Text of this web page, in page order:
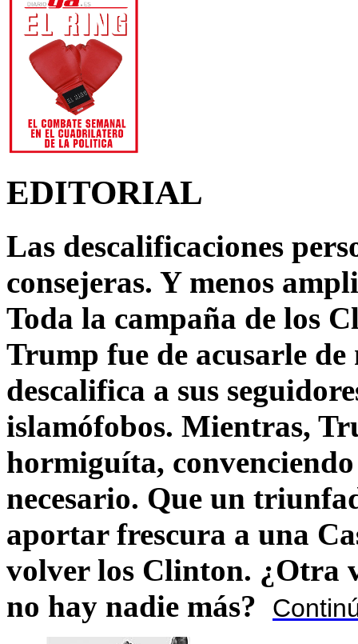
EDITORIAL
Las descalificaciones
consejeras. Y menos
Toda la campaña de los
Trump fue de acusarle
descalifica a sus
islamófobos. Mientras,
hormiguíta,
necesario. Que un
aportar frescura a una
volver los Clinton. ¿Otra
no hay nadie más?